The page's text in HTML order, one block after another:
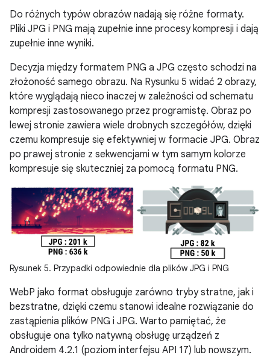
Do różnych typów obrazów nadają się różne formaty.
Pliki JPG i PNG mają zupełnie inne procesy kompresji i dają
zupełnie inne wyniki.
Decyzja między formatem PNG a JPG często schodzi na
złożoność samego obrazu. Na Rysunku 5 widać 2 obrazy,
które wyglądają nieco inaczej w zależności od schematu
kompresji zastosowanego przez programistę. Obraz po
lewej stronie zawiera wiele drobnych szczegółów, dzięki
czemu kompresuje się efektywniej w formacie JPG. Obraz
po prawej stronie z sekwencjami w tym samym kolorze
kompresuje się skuteczniej za pomocą formatu PNG.
Rysunek 5. Przypadki odpowiednie dla plików JPG i PNG
WebP jako format obsługuje zarówno tryby stratne, jak i
bezstratne, dzięki czemu stanowi idealne rozwiązanie do
zastąpienia plików PNG i JPG. Warto pamiętać, że
obsługuje ona tylko natywną obsługę urządzeń z
Androidem 4.2.1 (poziom interfejsu API 17) lub nowszym.